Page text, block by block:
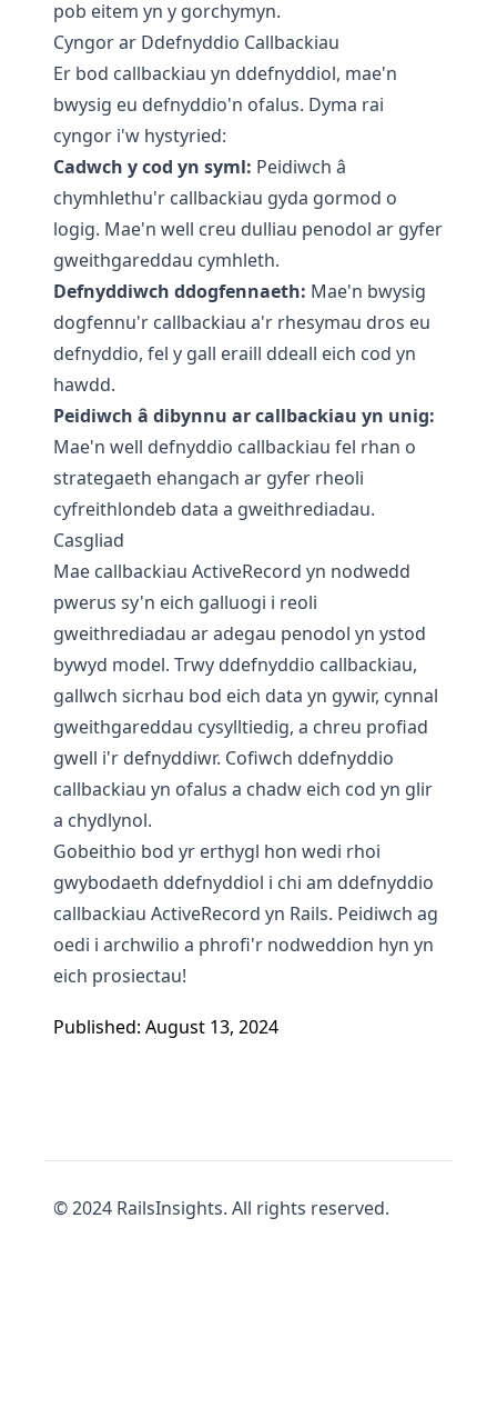
pob eitem yn y gorchymyn.
Cyngor ar Ddefnyddio Callbackiau
Er bod callbackiau yn ddefnyddiol, mae'n
bwysig eu defnyddio'n ofalus. Dyma rai
cyngor i'w hystyried:
Cadwch y cod yn syml: Peidiwch â
chymhlethu'r callbackiau gyda gormod o
logig. Mae'n well creu dulliau penodol ar gyfer
gweithgareddau cymhleth.
Defnyddiwch ddogfennaeth: Mae'n bwysig
dogfennu'r callbackiau a'r rhesymau dros eu
defnyddio, fel y gall eraill ddeall eich cod yn
hawdd.
Peidiwch â dibynnu ar callbackiau yn unig:
Mae'n well defnyddio callbackiau fel rhan o
strategaeth ehangach ar gyfer rheoli
cyfreithlondeb data a gweithrediadau.
Casgliad
Mae callbackiau ActiveRecord yn nodwedd
pwerus sy'n eich galluogi i reoli
gweithrediadau ar adegau penodol yn ystod
bywyd model. Trwy ddefnyddio callbackiau,
gallwch sicrhau bod eich data yn gywir, cynnal
gweithgareddau cysylltiedig, a chreu profiad
gwell i'r defnyddiwr. Cofiwch ddefnyddio
callbackiau yn ofalus a chadw eich cod yn glir
a chydlynol.
Gobeithio bod yr erthygl hon wedi rhoi
gwybodaeth ddefnyddiol i chi am ddefnyddio
callbackiau ActiveRecord yn Rails. Peidiwch ag
oedi i archwilio a phrofi'r nodweddion hyn yn
eich prosiectau!
Published: August 13, 2024
© 2024 RailsInsights. All rights reserved.